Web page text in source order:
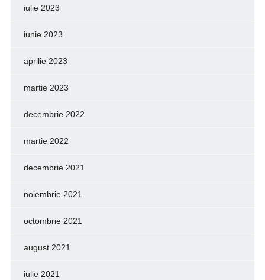
iulie 2023
iunie 2023
aprilie 2023
martie 2023
decembrie 2022
martie 2022
decembrie 2021
noiembrie 2021
octombrie 2021
august 2021
iulie 2021